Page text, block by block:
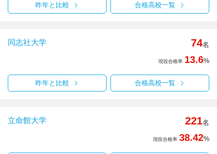
昨年と比較 合格高校一覧
同志社大学 74名
現役合格率 13.6%
昨年と比較 合格高校一覧
立命館大学 221名
現役合格率 38.42%